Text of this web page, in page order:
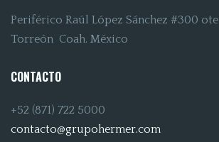
Periférico Raúl López Sánchez #300 ote
Torreón Coah. México
CONTACTO
+52 (871) 722 5000
contacto@grupohermer.com